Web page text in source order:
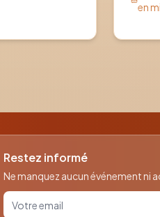
en
Restez informé
Ne manquez aucun événement ni
Votre email pour la newsletter